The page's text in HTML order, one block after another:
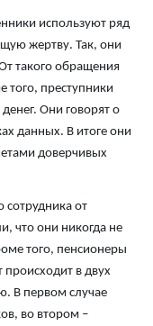
используют ряд
жертву. Так, они
такого обращения
того, преступники
Они говорят о
данных. В итоге они
доверчивых
сотрудника от
что они никогда не
того, пенсионеры
в двух
В первом случае
во втором –